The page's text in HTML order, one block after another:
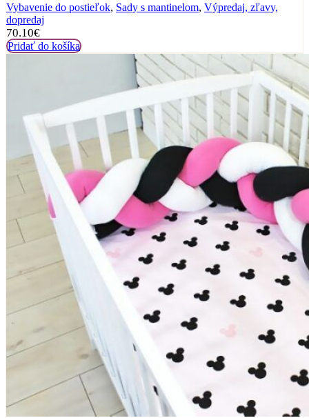
Vybavenie do postieľok, Sady s mantinelom, Výpredaj, zľavy,
dopredaj
70.10€
Pridať do košíka